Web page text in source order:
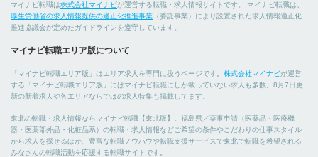
マイナビ転職は株式会社マイナビが運営する転職・求人情報サイトです。 マイナビ転職は、
厚生労働省の求人情報提供の適正化推進事業 （委託事業）により設置された求人情報適正化
推進協議会が定めたガイドラインを遵守しています。
マイナビ転職エリア版について
「マイナビ転職エリア版」はエリア求人を専門に扱うページです。 株式会社マイナビが運営
する「マイナビ転職エリア版」にはマイナビ転職にしか載っていない求人も多数。8月7日更
新の新着求人や各エリアならではの求人特集も掲載してます。
東北の転職・求人情報ならマイナビ転職【東北版】。福島県／薬事申請（医薬品・医療機
器・医薬部外品・化粧品系）の転職・求人情報などご希望の条件やこだわりの仕事スタイル
から求人を探せるほか、豊富な転職ノウハウや転職支援サービスで東北で転職を希望される
みなさんの転職活動を応援する転職サイトです。